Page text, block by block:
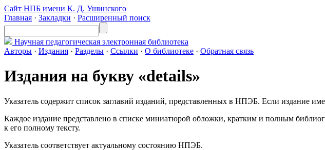
Сайт НПБ имени К. Д. Ушинского
Главная · Закладки · Расширенный поиск
Научная педагогическая электронная библиотека
Авторы · Издания · Разделы · Ссылки · О библиотеке · Обратная связь
Издания на букву «details»
Указатель содержит список заглавий изданий, представленных в НПЭБ. Если издание
Каждое издание представлено в списке миниатюрой обложки, кратким и полным
к его полному тексту.
Указатель соответствует актуальному состоянию НПЭБ.